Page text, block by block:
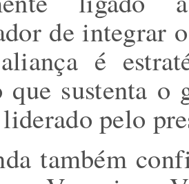
de integrar
é
sustenta o
pelo
também